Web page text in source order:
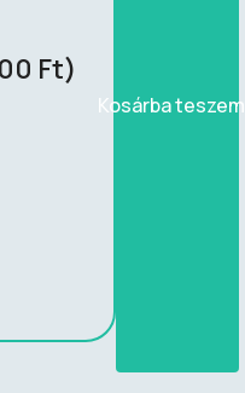
Ft)
Kosárba teszem